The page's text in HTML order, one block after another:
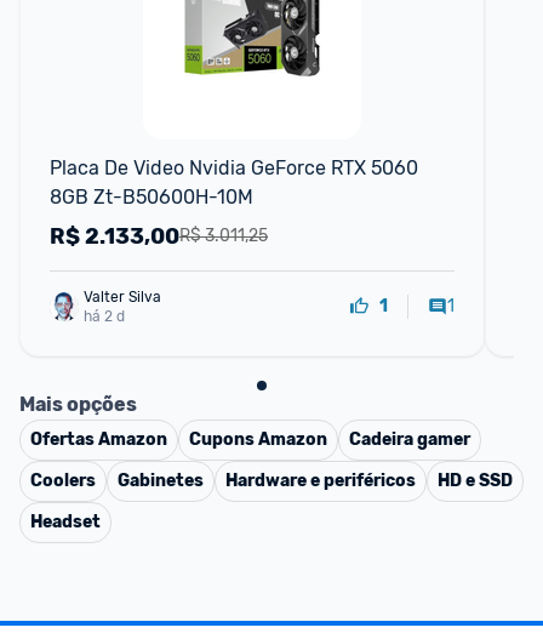
Placa De Video Nvidia GeForce RTX 5060
8GB Zt-B50600H-10M
R$ 3.011,25
R$2.133,00
Valter Silva
há 2 d
1 1
Mais opções
OfertasAmazon CuponsAmazon
Cadeira gamer
Coolers
Gabinetes Hardware e periféricos
HD e SSD
Headset